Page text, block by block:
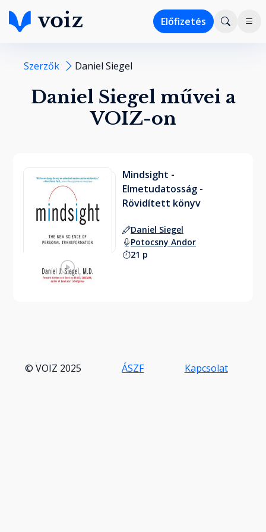
Előfizetés
Szerzők Daniel Siegel
Daniel Siegel művei a
VOIZ-on
Mindsight -
Elmetudatosság -
Rövidített könyv
Daniel Siegel
Potocsny Andor
21 p
© VOIZ 2025 ÁSZF Kapcsolat